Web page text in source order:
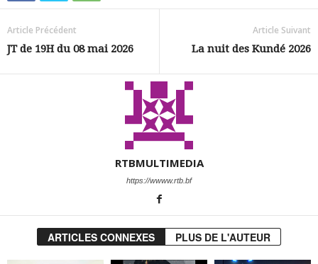
Article Précédent
JT de 19H du 08 mai 2026
Article Suivant
La nuit des Kundé 2026
RTBMULTIMEDIA
https://wwww.rtb.bf
ARTICLES CONNEXES PLUS DE L'AUTEUR